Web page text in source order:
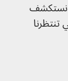
نستكشف
تنتظرنا